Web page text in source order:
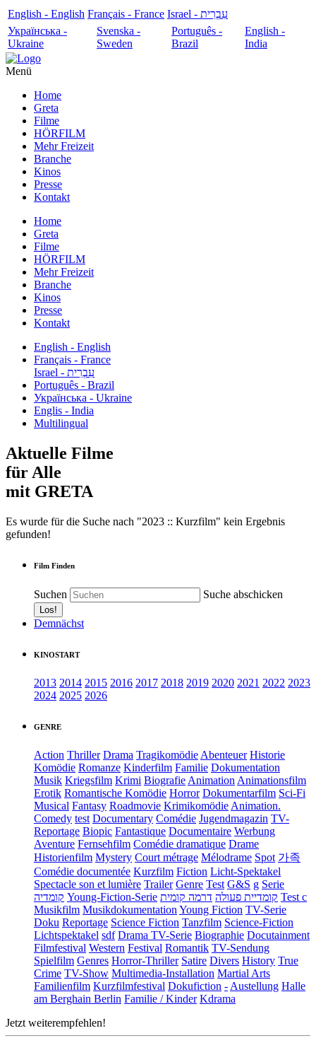
English - English Français - France
עִבְרִית - Israel
Українська -
Ukraine
Svenska -
Sweden
Português -
Brazil
English -
India
Menü
Home
Greta
Filme
HÖRFILM
Mehr Freizeit
Branche
Kinos
Presse
Kontakt
Home
Greta
Filme
HÖRFILM
Mehr Freizeit
Branche
Kinos
Presse
Kontakt
English - English
Français - France
עִבְרִית - Israel
Português - Brazil
Українська - Ukraine
Englis - India
Multilingual
Aktuelle Filme
für Alle
mit GRETA
Es wurde für die Suche nach "2023 :: Kurzfilm" kein Ergebnis
gefunden!
Film Finden
Suchen Suche abschicken
Demnächst
KINOSTART
2013 2014 2015 2016 2017 2018 2019 2020 2021 2022 2023
2024 2025 2026
GENRE
Action Thriller Drama Tragikomödie Abenteuer Historie
Komödie Romanze Kinderfilm Familie Dokumentation
Musik Kriegsfilm Krimi Biografie Animation Animationsfilm
Erotik Romantische Komödie Horror Dokumentarfilm Sci-Fi
Musical Fantasy Roadmovie Krimikomödie Animation.
Comedy test Documentary Comédie Jugendmagazin TV-
Reportage Biopic Fantastique Documentaire Werbung
Aventure Fernsehfilm Comédie dramatique Drame
Historienfilm Mystery Court métrage Mélodrame Spot 가족
Comédie documentée Kurzfilm Fiction Licht-Spektakel
Spectacle son et lumière Trailer Genre Test G&S g Serie
קומדיה Young-Fiction-Serie קומדיית פעולה דרמה קומית
Test c
Musikfilm Musikdokumentation Young Fiction TV-Serie
Doku Reportage Science Fiction Tanzfilm Science-Fiction
Lichtspektakel sdf Drama TV-Serie Biographie Docutainment
Filmfestival Western Festival Romantik TV-Sendung
Spielfilm Genres Horror-Thriller Satire Divers History True
Crime TV-Show Multimedia-Installation Martial Arts
Familienfilm Kurzfilmfestival Dokufiction - Austellung Halle
am Berghain Berlin Familie / Kinder Kdrama
Jetzt weiterempfehlen!